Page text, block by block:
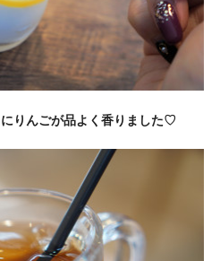
りんごが品よく香りました♡